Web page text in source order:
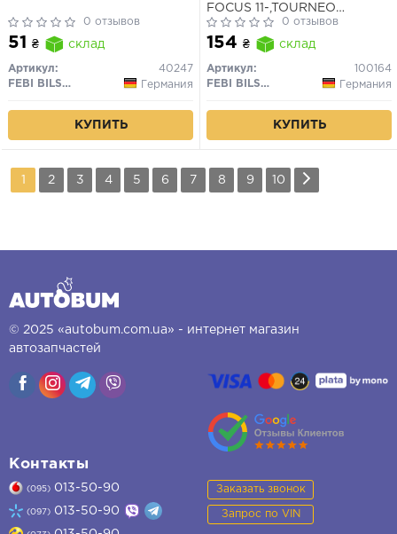
0 отзывов
51 ₴ склад
Артикул:
40247
FEBI BILSTEIN
Германия
КУПИТЬ
FOCUS 11-,TOURNEO
13-,TRANSIT 13-0 отзывов
154 ₴ склад
Артикул:
100164
FEBI BILSTEIN
Германия
КУПИТЬ
1 2 3 4 5 6 7 8 9 10
© 2025 «autobum.com.ua» - интернет магазин
автозапчастей
Контакты
(095) 013-50-90
(097) 013-50-90
Заказать звонок
Запрос по VIN